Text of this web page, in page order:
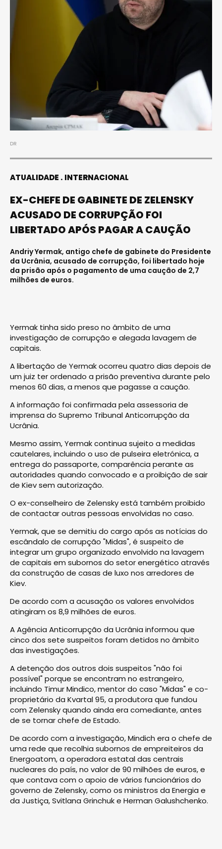
DR
ATUALIDADE INTERNACIONAL
EX-CHEFE DE GABINETE DE ZELENSKY
ACUSADO DE CORRUPÇÃO FOI
LIBERTADO APÓS PAGAR A CAUÇÃO
Andriy Yermak, antigo chefe de gabinete do Presidente
da Ucrânia, acusado de corrupção, foi libertado hoje
da prisão após o pagamento de uma caução de 2,7
milhões de euros.
Yermak tinha sido preso no âmbito de uma
investigação de corrupção e alegada lavagem de
capitais.
A libertação de Yermak ocorreu quatro dias depois de
um juiz ter ordenado a prisão preventiva durante pelo
menos 60 dias, a menos que pagasse a caução.
A informação foi confirmada pela assessoria de
imprensa do Supremo Tribunal Anticorrupção da
Ucrânia.
Mesmo assim, Yermak continua sujeito a medidas
cautelares, incluindo o uso de pulseira eletrónica, a
entrega do passaporte, comparência perante as
autoridades quando convocado e a proibição de sair
de Kiev sem autorização.
O ex-conselheiro de Zelensky está também proibido
de contactar outras pessoas envolvidas no caso.
Yermak, que se demitiu do cargo após as notícias do
escândalo de corrupção "Midas", é suspeito de
integrar um grupo organizado envolvido na lavagem
de capitais em subornos do setor energético através
da construção de casas de luxo nos arredores de
Kiev.
De acordo com a acusação os valores envolvidos
atingiram os 8,9 milhões de euros.
A Agência Anticorrupção da Ucrânia informou que
cinco dos sete suspeitos foram detidos no âmbito
das investigações.
A detenção dos outros dois suspeitos "não foi
possível" porque se encontram no estrangeiro,
incluindo Timur Mindico, mentor do caso "Midas" e co-
proprietário da Kvartal 95, a produtora que fundou
com Zelensky quando ainda era comediante, antes
de se tornar chefe de Estado.
De acordo com a investigação, Mindich era o chefe de
uma rede que recolhia subornos de empreiteiros da
Energoatom, a operadora estatal das centrais
nucleares do país, no valor de 90 milhões de euros, e
que contava com o apoio de vários funcionários do
governo de Zelensky, como os ministros da Energia e
da Justiça, Svitlana Grinchuk e Herman Galushchenko.